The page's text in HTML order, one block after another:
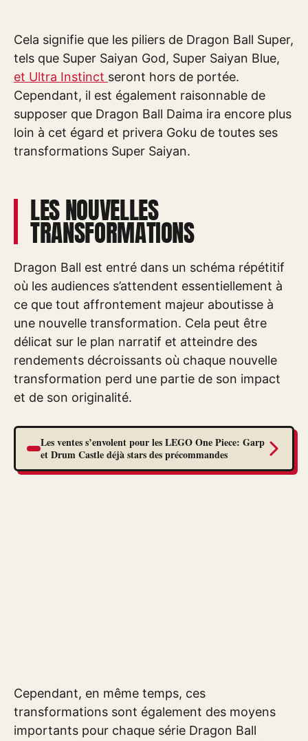
Cela signifie que les piliers de Dragon Ball Super,
tels que Super Saiyan God, Super Saiyan Blue,
et Ultra Instinct seront hors de portée.
Cependant, il est également raisonnable de
supposer que Dragon Ball Daima ira encore plus
loin à cet égard et privera Goku de toutes ses
transformations Super Saiyan.
LES NOUVELLES
TRANSFORMATIONS
Dragon Ball est entré dans un schéma répétitif
où les audiences s’attendent essentiellement à
ce que tout affrontement majeur aboutisse à
une nouvelle transformation. Cela peut être
délicat sur le plan narratif et atteindre des
rendements décroissants où chaque nouvelle
transformation perd une partie de son impact
et de son originalité.
Les ventes s’envolent pour les LEGO One Piece: Garp
et Drum Castle déjà stars des précommandes
Cependant, en même temps, ces
transformations sont également des moyens
importants pour chaque série Dragon Ball